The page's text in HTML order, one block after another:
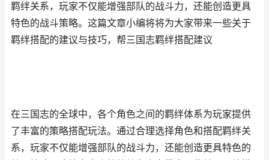
羁绊关系，玩家不仅能增强部队的战斗力，还能创造更具
特色的战斗策略。这篇文章小编将将为大家带来一些关于
羁绊搭配的建议与技巧，帮三国志羁绊搭配建议
在三国志的全球中，各个角色之间的羁绊体系为玩家提供
了丰富的策略搭配玩法。通过合理选择角色和搭配羁绊关
系，玩家不仅能增强部队的战斗力，还能创造更具特色的